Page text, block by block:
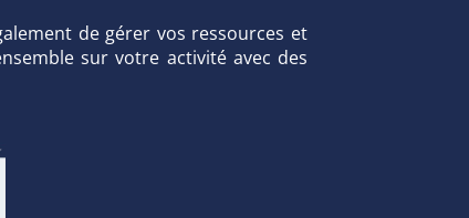
de gérer vos ressources et
sur votre activité avec des